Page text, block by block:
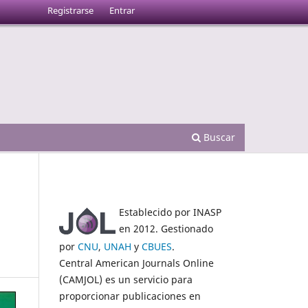
Buscar
Registrarse Entrar
Establecido por INASP
en 2012. Gestionado
por CNU, UNAH y CBUES.
Central American Journals Online
(CAMJOL) es un servicio para
proporcionar publicaciones en